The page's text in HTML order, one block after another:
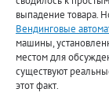
выпадение товара.
Вендинговые
машины,
местом для
существуют
этот факт.